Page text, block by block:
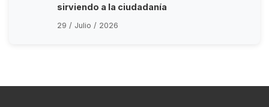
sirviendo a la ciudadanía
29 / Julio / 2026